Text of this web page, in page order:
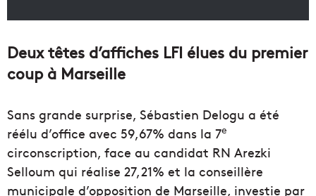
Deux têtes d’affiches LFI élues du premier
coup à Marseille
Sans grande surprise, Sébastien Delogu a été
réélu d’office avec 59,67% dans la 7e
circonscription, face au candidat RN Arezki
Selloum qui réalise 27,21% et la conseillère
municipale d’opposition de Marseille, investie par